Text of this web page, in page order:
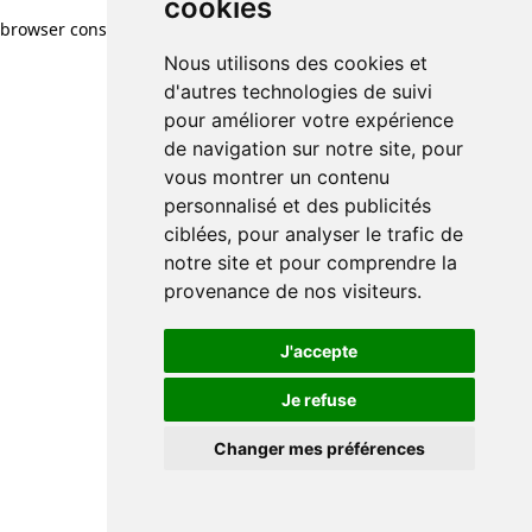
cookies
Nous utilisons des cookies et
d'autres technologies de suivi
pour améliorer votre expérience
de navigation sur notre site, pour
vous montrer un contenu
personnalisé et des publicités
ciblées, pour analyser le trafic de
notre site et pour comprendre la
provenance de nos visiteurs.
J'accepte
Je refuse
Changer mes préférences
browser console for more information)